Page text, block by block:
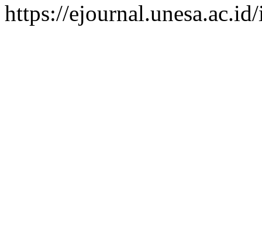
https://